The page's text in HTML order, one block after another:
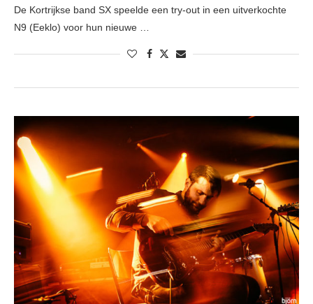
De Kortrijkse band SX speelde een try-out in een uitverkochte
N9 (Eeklo) voor hun nieuwe …